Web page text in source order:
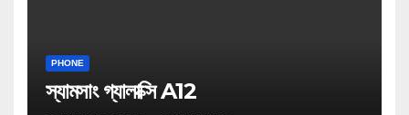
PHONE
স্যামসাং গ্যালাক্সি A12